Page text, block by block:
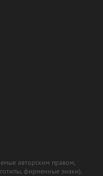
авторским правом,
фирменные знаки).